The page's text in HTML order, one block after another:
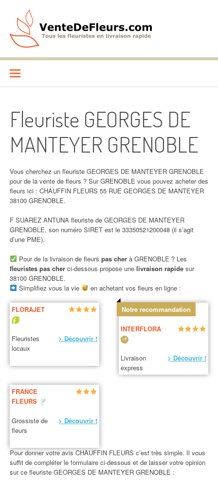
contenu
VenteDeFleurs.com
Fleuriste GEORGES DE
MANTEYER GRENOBLE
Vous cherchez un fleuriste GEORGES DE MANTEYER GRENOBLE
pour de la vente de fleurs ? Sur GRENOBLE vous pouvez acheter des
fleurs ici : CHAUFFIN FLEURS 55 RUE GEORGES DE MANTEYER
38100 GRENOBLE.
F SUAREZ ANTUNA fleuriste de GEORGES DE MANTEYER
GRENOBLE, son numéro SIRET est le 33350521200048 (il s’agit
d’une PME).
Pour de la livraison de fleurs pas cherà GRENOBLE ? Les
fleuristes pas cher ci-dessous propose une livraison rapide sur
38100 GRENOBLE.
Simplifiez vous la vie
en achetant vos fleurs en ligne :
FLORAJET
Fleuristes
locaux
> Découvrir !
Notre recommandation
INTERFLORA
Livraison
express
> Découvrir !
FRANCE
FLEURS
Grossiste de
fleurs
> Découvrir !
Pour donner votre avis CHAUFFIN FLEURS c’est très simple. Il vous
suffit de compléter le formulaire ci-dessous et de laisser votre opinion
sur ce fleuriste GEORGES DE MANTEYER GRENOBLE :